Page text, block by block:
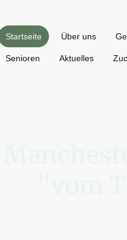
Startseite Über uns
Senioren Aktuelles